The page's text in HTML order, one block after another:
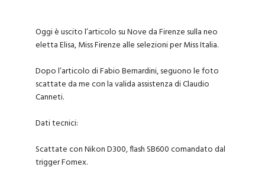
Oggi è uscito l’articolo suNove da Firenze sulla neo
eletta Elisa, Miss Firenze alle selezioni per Miss Italia.
Dopo l’articolo di Fabio Bernardini, seguono le foto
scattate da me con la valida assistenza di Claudio
Canneti.
Dati tecnici:
Scattate con Nikon D300, flash SB600 comandato dal
trigger Fomex.